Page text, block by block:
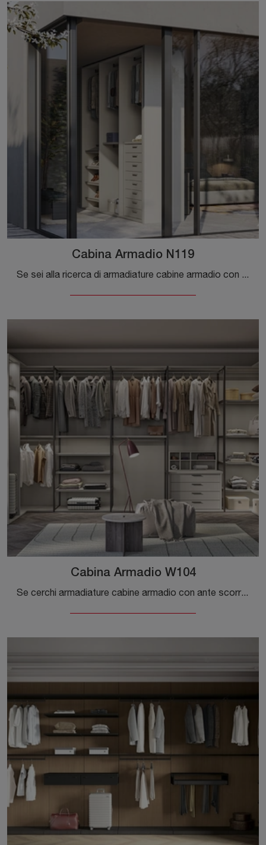
Cabina Armadio N119
Se sei alla ricerca di armadiature cabine armadio con ante scorrevoli, clicca e scopri l'armadio Cabina Armadio N119 di Colombini Casa in melaminico.
Cabina Armadio W104
Se cerchi armadiature cabine armadio con ante scorrevoli, clicca e scopri l'armadio Cabina Armadio W104 di Colombini Casa in melaminico.